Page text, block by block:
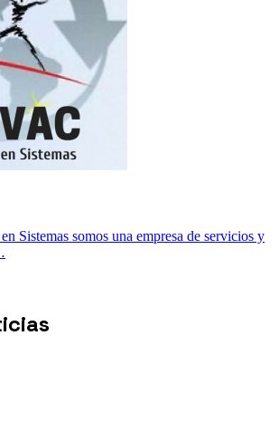
Sistemas somos una empresa de servicios y